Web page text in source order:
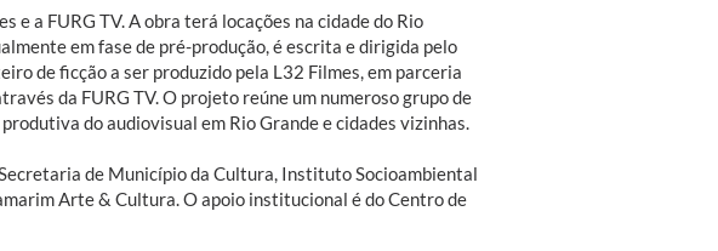
a FURG TV. A obra terá locações na cidade do Rio
em fase de pré-produção, é escrita e dirigida pelo
de ficção a ser produzido pela L32 Filmes, em parceria
da FURG TV. O projeto reúne um numeroso grupo de
do audiovisual em Rio Grande e cidades vizinhas.
de Município da Cultura, Instituto Socioambiental
Arte & Cultura. O apoio institucional é do Centro de